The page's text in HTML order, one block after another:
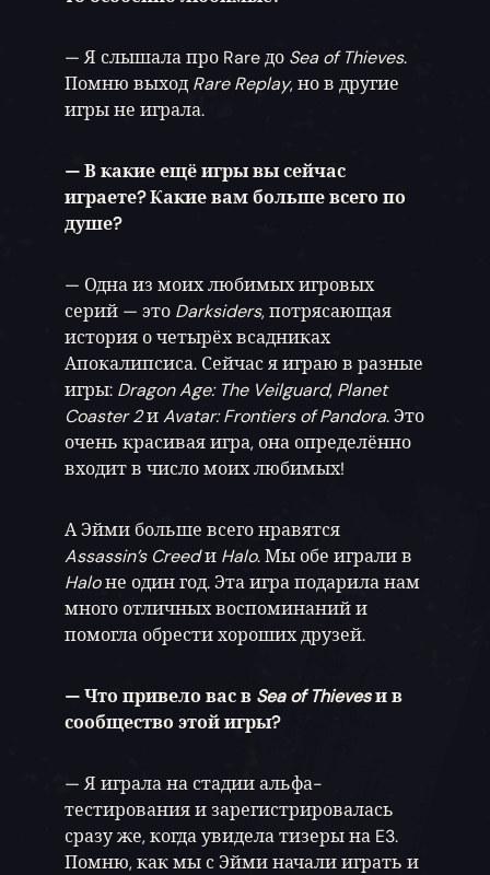
— Я слышала про Rare до Sea of Thieves.
Помню выход Rare Replay, но в другие
игры не играла.
— В какие ещё игры вы сейчас
играете? Какие вам больше всего по
душе?
— Одна из моих любимых игровых
серий — это Darksiders, потрясающая
история о четырёх всадниках
Апокалипсиса. Сейчас я играю в разные
игры: Dragon Age: The Veilguard, Planet
Coaster 2иAvatar: Frontiers of Pandora. Это
очень красивая игра, она определённо
входит в число моих любимых!
А Эйми больше всего нравятся
Assassin’s Creedи Halo. Мы обе играли в
Haloне один год. Эта игра подарила нам
много отличных воспоминаний и
помогла обрести хороших друзей.
— Что привело вас в Sea of Thievesи в
сообщество этой игры?
— Я играла на стадии альфа-
тестирования и зарегистрировалась
сразу же, когда увидела тизеры на E3.
Помню, как мы с Эйми начали играть и